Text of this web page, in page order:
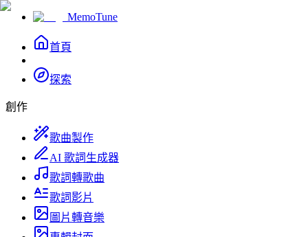
MemoTune
首頁
探索
創作
歌曲製作
AI 歌詞生成器
歌詞轉歌曲
歌詞影片
圖片轉音樂